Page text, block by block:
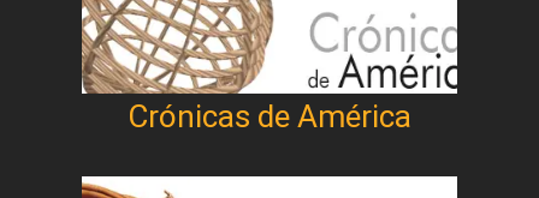
Crónicas de América